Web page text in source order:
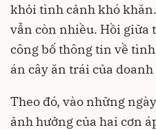
khỏi tình cảnh khó
vẫn còn nhiều. Hồi giữa
công bố thông tin về
án cây ăn trái của
Theo đó, vào những
ảnh hưởng của hai cơn